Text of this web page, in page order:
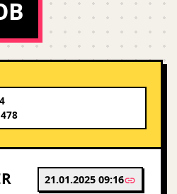
21.01.2025 09:16